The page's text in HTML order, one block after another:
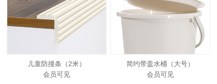
儿童防撞条（2米）
会员可见
简约带盖水桶（大号）
会员可见